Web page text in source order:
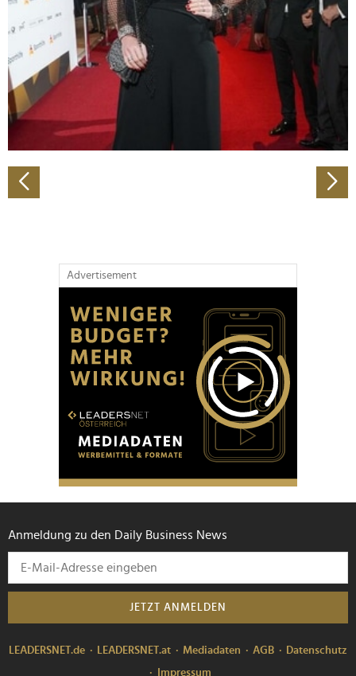
Wir verwenden Cookies, um Inhalte und Anzeigen zu
personalisieren, Funktionen für soziale Medien anbieten
zu können und die Zugriffe auf unsere Website zu
analysieren. Außerdem geben wir Informationen zu Ihrer
Verwendung unserer Website an unsere Partner für
soziale Medien, Werbung und Analysen weiter. Unsere
Partner führen diese Informationen möglicherweise mit
weiteren Daten zusammen, die Sie ihnen bereitgestellt
gesammelt haben.
Advertisement
Anmeldung zu den Daily Business News
JETZT ANMELDEN
LEADERSNET.de LEADERSNET.at Mediadaten AGB
Datenschutz
Impressum